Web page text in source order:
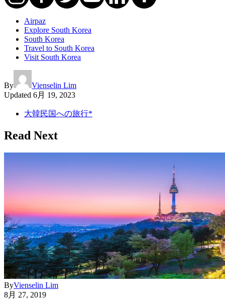
Airpaz
Explore South Korea
South Korea
Travel to South Korea
Visit South Korea
By
Vienselin Lim
Updated 6月 19, 2023
大韓民国への旅行*
Read Next
ByVienselin Lim
8月 27, 2019